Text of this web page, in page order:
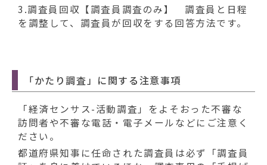
3.調査員回収【調査員調査のみ】 調査員と日程
を調整して、調査員が回収をする回答方法です。
「かたり調査」に関する注意事項
「経済センサス-活動調査」をよそおった不審な
訪問者や不審な電話・電子メールなどにご注意く
ださい。
都道府県知事に任命された調査員は必ず「調査員